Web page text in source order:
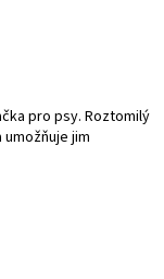
pro psy. Roztomilý
jim